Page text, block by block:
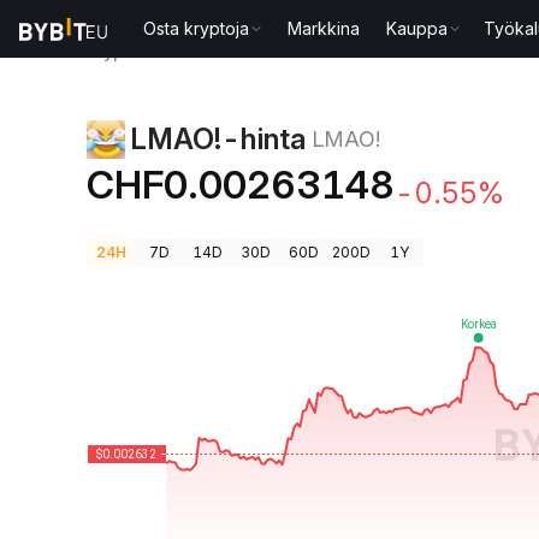
Osta kryptoja Markkina Kauppa
LMAO!-hinta LMAO!
CHF0.00263148 -0.55%
24H 7D 14D 30D 60D 200D 1Y